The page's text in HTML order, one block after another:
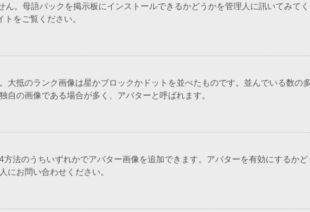
。母語パックを掲示板にインストールできるかどうかを管理人に訊いてみて
をご覧ください。
抵のランク画像は星かブロックかドットを並べたものです。並んでいる数の
の画像である場合が多く、アバターと呼ばれます。
法のうちいずれかでアバター画像を追加できます。アバターを有効にするか
お問い合わせください。